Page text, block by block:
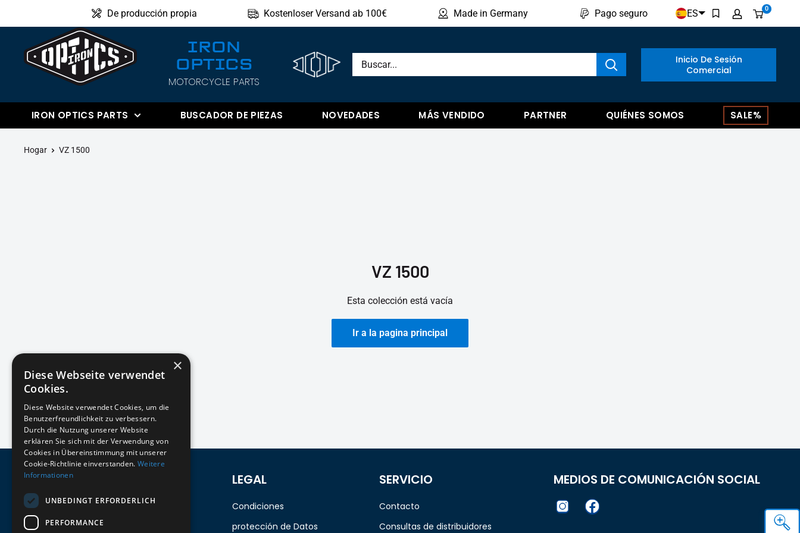
al
contenido
De producción propia Kostenloser Versand ab 100€ Made in Germany Pago seguro ES 0
IRON
IRON
OPTICS
MOTORCYCLE PARTS
Inicio De Sesión
Comercial
IRON OPTICS PARTS BUSCADOR DE PIEZAS NOVEDADES MÁS VENDIDO PARTNER QUIÉNES SOMOS SALE%
Mostrar productos
Hogar VZ 1500
VZ 1500
Esta colección está vacía
Ir a la pagina principal
REGÍSTRESE PARA EL BOLETÍN
¡Manténgase al día con los recién
llegados para los últimos modelos!
LEGAL
Condiciones
protección de Datos
SERVICIO
Contacto
Consultas de distribuidores
MEDIOS DE COMUNICACIÓN SOCIAL
×
Diese Webseite verwendet
Cookies.
Diese Website verwendet Cookies, um die
Benutzerfreundlichkeit zu verbessern.
Durch die Nutzung unserer Website
erklären Sie sich mit der Verwendung von
Cookies in Übereinstimmung mit unserer
Cookie-Richtlinie einverstanden. Weitere
Informationen
UNBEDINGT ERFORDERLICH
PERFORMANCE